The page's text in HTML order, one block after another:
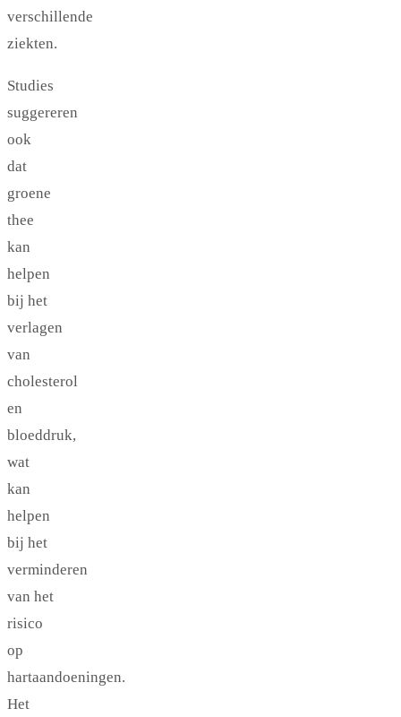
verschillende
ziekten.
Studies
suggereren
ook
dat
groene
thee
kan
helpen
bij het
verlagen
van
cholesterol
en
bloeddruk,
wat
kan
helpen
bij het
verminderen
van het
risico
op
hartaandoeningen.
Het